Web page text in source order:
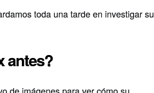
toda una tarde en investigar su
antes?
de imágenes para ver cómo su